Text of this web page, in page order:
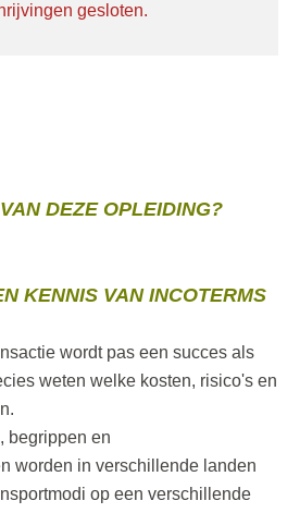
gesloten.
DEZE OPLEIDING?
KENNIS VAN INCOTERMS
wordt pas een succes als
weten welke kosten, risico's en
begrippen en
worden in verschillende landen
op een verschillende